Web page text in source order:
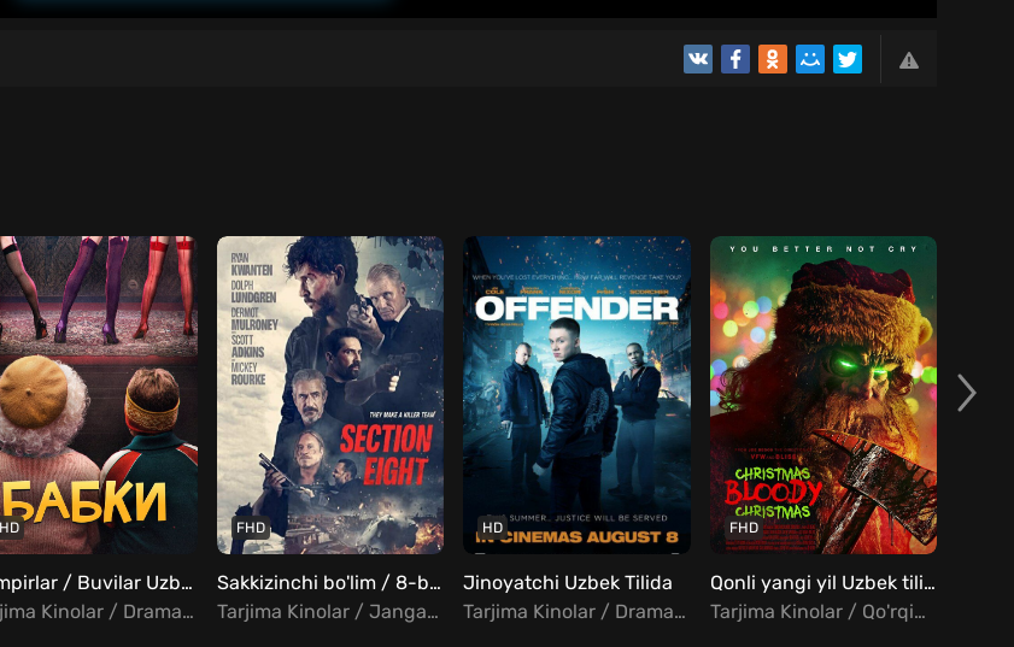
Kampirlar / Buvilar Uzbek Tilida
Tarjima Kinolar / Drama / Komediya / Rus kinolar Uzbek Tilida
FHD
Sakkizinchi bo'lim / 8-bo'lim Uzbek tilida
Tarjima Kinolar / Jangari / Triller / Xorij Kinolar Uzbek Tilida
HD
Jinoyatchi Uzbek Tilida
Tarjima Kinolar / Drama / Kriminal / Triller / Xorij Kinolar Uzbek Tilida
FHD
Qonli yangi yil Uzbek tilida
Tarjima Kinolar / Qo'rqinchli / Xorij Kinolar Uzbek Tilida